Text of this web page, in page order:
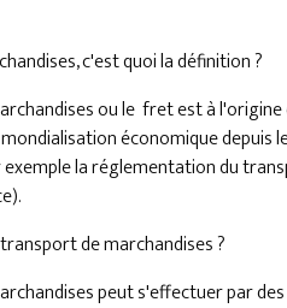
c'est quoi la définition ?
ou le fret est à
économique depuis
la réglementation du
de marchandises ?
peut s'effectuer par